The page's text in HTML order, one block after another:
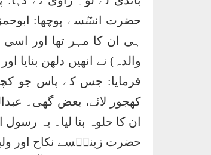
حضرت انسؓسے پوچھا:
ہی ان کا مہر تھا اور
والدہ) نے انھیں دلھن
فرمایا: جس کے پاس جو
کھجور لائے، بعض گھی۔
ان کا حلوہ بنا لیا۔ یہ
حضرت زینبؓسے نکاح اور